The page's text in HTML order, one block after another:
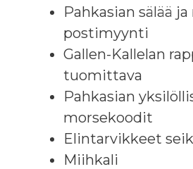
Pahkasian sälää
postimyynti
Gallen-Kallelan
tuomittava
Pahkasian
morsekoodit
Elintarvikkeet
Miihkali